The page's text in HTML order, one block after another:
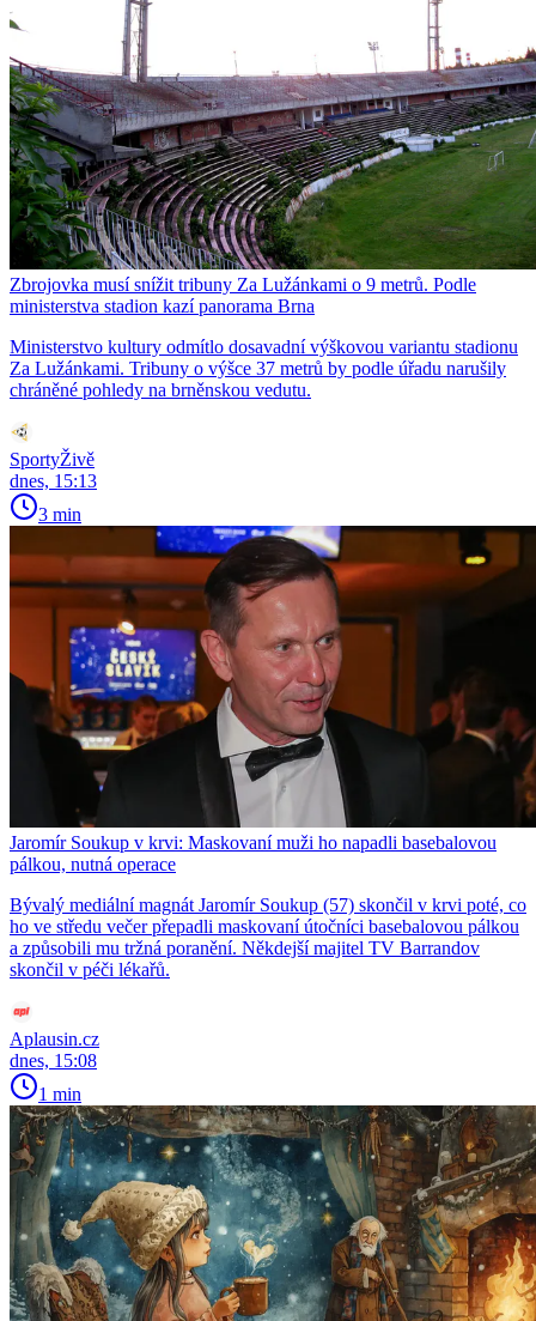
Zbrojovka musí snížit tribuny Za Lužánkami o 9 metrů. Podle
ministerstva stadion kazí panorama Brna
Ministerstvo kultury odmítlo dosavadní výškovou variantu stadionu
Za Lužánkami. Tribuny o výšce 37 metrů by podle úřadu narušily
chráněné pohledy na brněnskou vedutu.
SportyŽivě
dnes, 15:13
3 min
Jaromír Soukup v krvi: Maskovaní muži ho napadli basebalovou
pálkou, nutná operace
Bývalý mediální magnát Jaromír Soukup (57) skončil v krvi poté, co
ho ve středu večer přepadli maskovaní útočníci basebalovou pálkou
a způsobili mu tržná poranění. Někdejší majitel TV Barrandov
skončil v péči lékařů.
Aplausin.cz
dnes, 15:08
1 min